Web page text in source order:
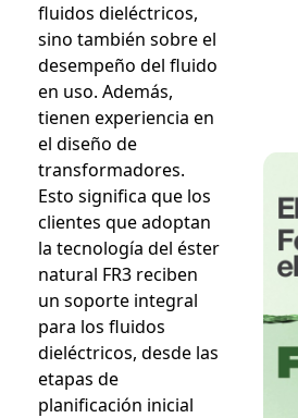
fluidos dieléctricos,
sino también sobre el
desempeño del fluido
en uso. Además,
tienen experiencia en
el diseño de
transformadores.
Esto significa que los
clientes que adoptan
la tecnología del éster
natural FR3 reciben
un soporte integral
para los fluidos
dieléctricos, desde las
etapas de
planificación inicial